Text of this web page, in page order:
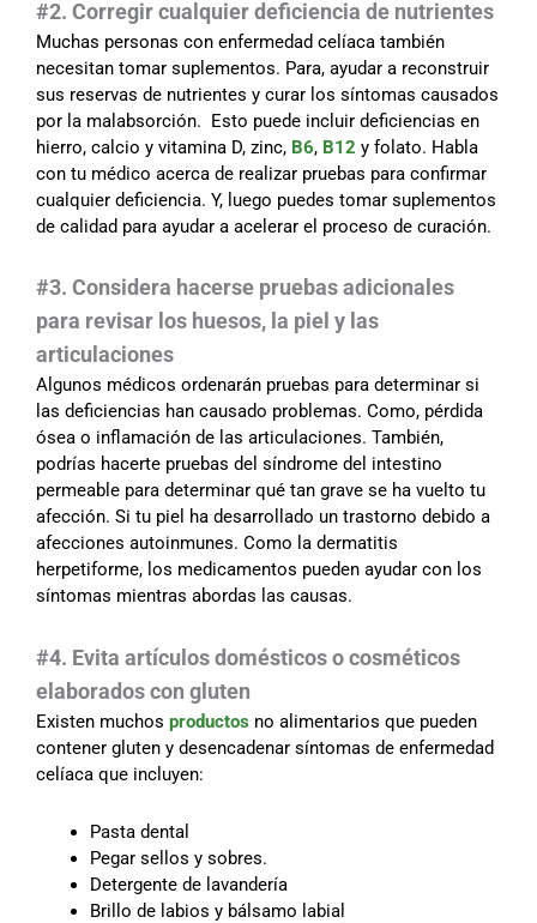
#2. Corregir cualquier deficiencia de nutrientes
Muchas personas con enfermedad celíaca también
necesitan tomar suplementos. Para, ayudar a reconstruir
sus reservas de nutrientes y curar los síntomas causados
por la malabsorción. Esto puede incluir deficiencias en
hierro, calcio y vitamina D, zinc, B6, B12 y folato. Habla
con tu médico acerca de realizar pruebas para confirmar
cualquier deficiencia. Y, luego puedes tomar suplementos
de calidad para ayudar a acelerar el proceso de curación.
#3. Considera hacerse pruebas adicionales
para revisar los huesos, la piel y las
articulaciones
Algunos médicos ordenarán pruebas para determinar si
las deficiencias han causado problemas. Como, pérdida
ósea o inflamación de las articulaciones. También,
podrías hacerte pruebas del síndrome del intestino
permeable para determinar qué tan grave se ha vuelto tu
afección. Si tu piel ha desarrollado un trastorno debido a
afecciones autoinmunes. Como la dermatitis
herpetiforme, los medicamentos pueden ayudar con los
síntomas mientras abordas las causas.
#4. Evita artículos domésticos o cosméticos
elaborados con gluten
Existen muchos productos no alimentarios que pueden
contener gluten y desencadenar síntomas de enfermedad
celíaca que incluyen:
Pasta dental
Pegar sellos y sobres.
Detergente de lavandería
Brillo de labios y bálsamo labial